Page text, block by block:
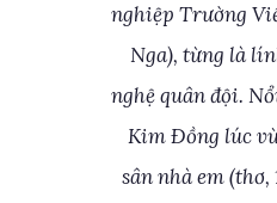
nghiệp Trường
Nga), từng là
nghệ quân đội.
Kim Ðồng lúc
sân nhà em (thơ,